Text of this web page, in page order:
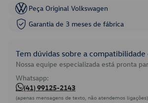
Peça Original Volkswagen
Garantia de 3 meses de fábrica
Tem dúvidas sobre a
Nossa equipe especializada está pronta
Whatsapp:
(41) 99125-2143
(apenas mensagens de texto, não atendemos ligações)